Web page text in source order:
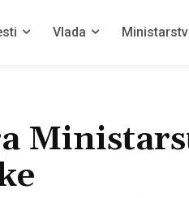
Vlada